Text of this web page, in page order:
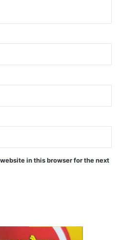
in this browser for the next